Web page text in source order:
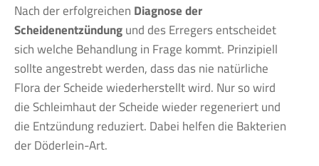
Nach der erfolgreichen Diagnose der
Scheidenentzündungund des Erregers entscheidet
sich welche Behandlung in Frage kommt. Prinzipiell
sollte angestrebt werden, dass das nie natürliche
Flora der Scheide wiederherstellt wird. Nur so wird
die Schleimhaut der Scheide wieder regeneriert und
die Entzündung reduziert. Dabei helfen die Bakterien
der Döderlein-Art.